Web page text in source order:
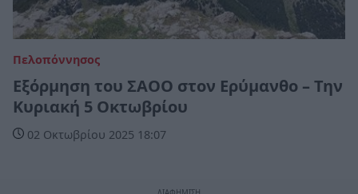
Πελοπόννησος
Εξόρμηση του ΣΑΟΟ στον Ερύμανθο – Την
Κυριακή 5 Οκτωβρίου
02 Οκτωβρίου 2025 18:07